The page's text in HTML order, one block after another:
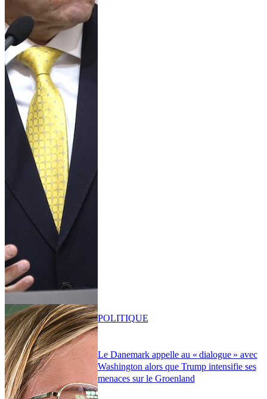
Le Danemark appelle au « dialogue » avec
Washington alors que Trump intensifie ses
menaces sur le Groenland
POLITIQUE